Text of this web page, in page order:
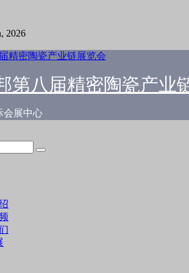
2026
第八届精密陶瓷产业
会展中心